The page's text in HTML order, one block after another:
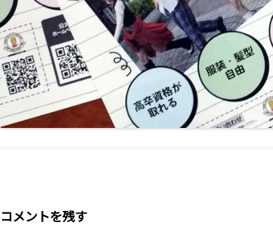
コメントを残す